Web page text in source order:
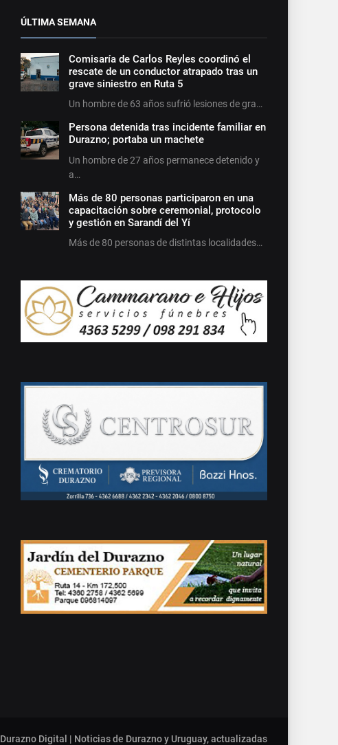
ÚLTIMA SEMANA
Comisaría de Carlos Reyles coordinó el
rescate de un conductor atrapado tras un
grave siniestro en Ruta 5
Un hombre de 63 años sufrió lesiones de gra…
Persona detenida tras incidente familiar en
Durazno; portaba un machete
Un hombre de 27 años permanece detenido y
a…
Más de 80 personas participaron en una
capacitación sobre ceremonial, protocolo
y gestión en Sarandí del Yí
Más de 80 personas de distintas localidades…
Durazno Digital | Noticias de Durazno y Uruguay, actualizadas